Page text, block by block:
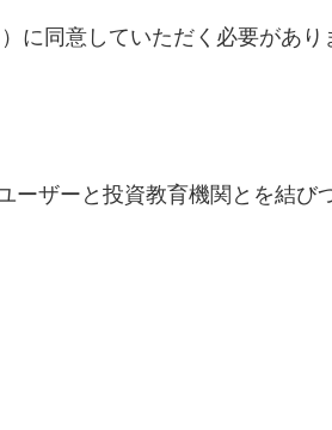
に同意していただく必要があり
ザーと投資教育機関とを結び